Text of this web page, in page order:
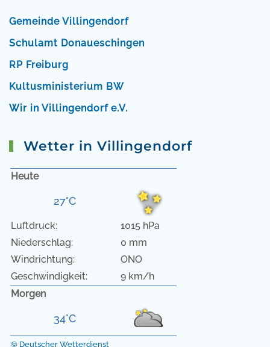
Gemeinde Villingendorf
Schulamt Donaueschingen
RP Freiburg
Kultusministerium BW
Wir in Villingendorf e.V.
Wetter in Villingendorf
Heute
27°C
Luftdruck:
1015 hPa
Niederschlag:
0 mm
Windrichtung:
ONO
Geschwindigkeit:
9 km/h
Morgen
34°C
© Deutscher Wetterdienst